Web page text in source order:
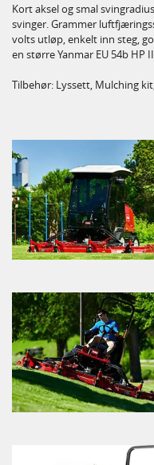
Kort aksel og smal
svinger. Grammer
volts utløp, enkelt inn steg,
en større Yanmar EU 54b HP
Tilbehør: Lyssett, Mulching